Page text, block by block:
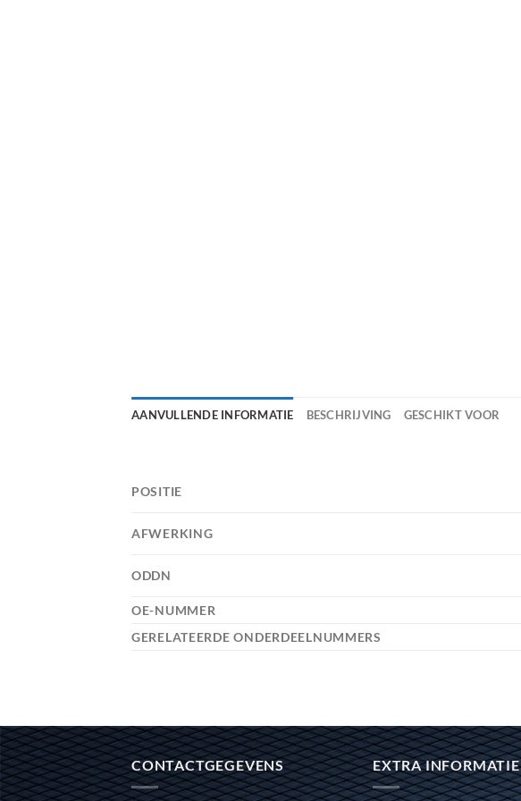
AANVULLENDE INFORMATIE BESCHRIJVING GESCHIKT VOOR
POSITIE
AFWERKING
ODDN
OE-NUMMER
GERELATEERDE ONDERDEELNUMMERS
CONTACTGEGEVENS EXTRA INFORMATIE